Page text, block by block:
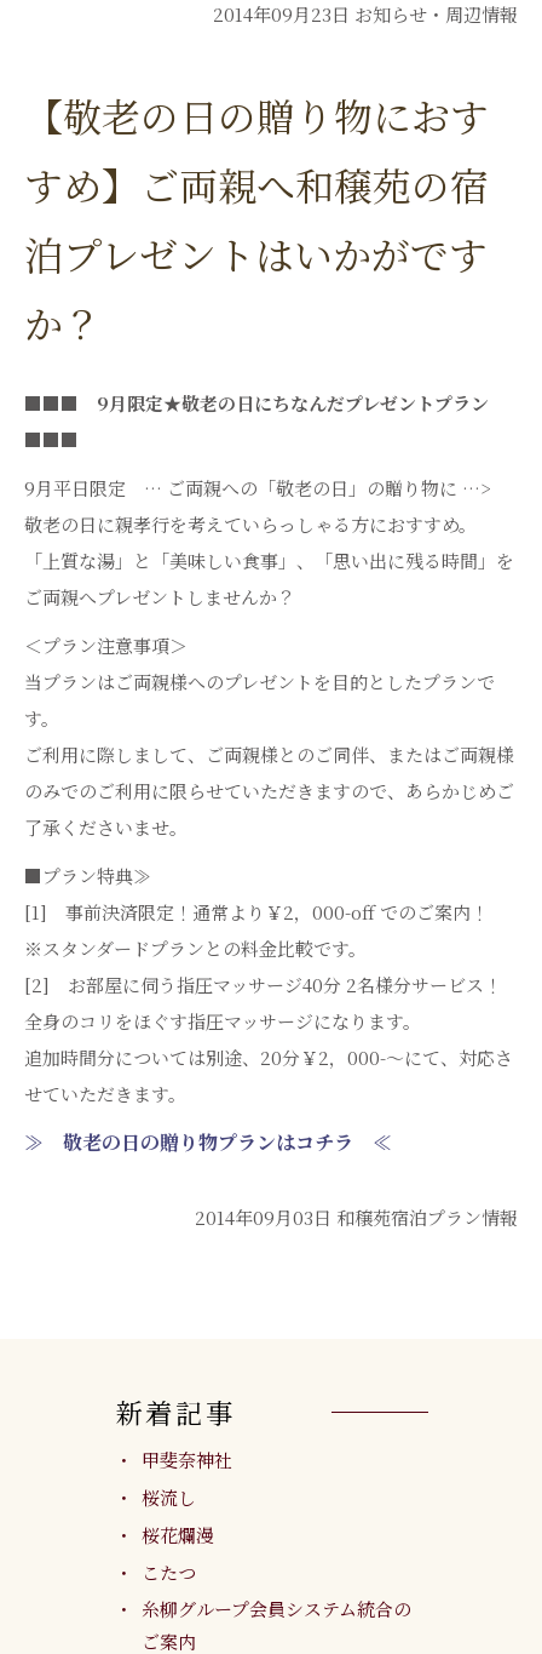
2014年09月23日 お知らせ・周辺情報
【敬老の日の贈り物におす
すめ】ご両親へ和穣苑の宿
泊プレゼントはいかがです
か？
■■■ 9月限定★敬老の日にちなんだプレゼントプラン
■■■
9月平日限定 … ご両親への「敬老の日」の贈り物に …>
敬老の日に親孝行を考えていらっしゃる方におすすめ。
「上質な湯」と「美味しい食事」、「思い出に残る時間」を
ご両親へプレゼントしませんか？
＜プラン注意事項＞
当プランはご両親様へのプレゼントを目的としたプランで
す。
ご利用に際しまして、ご両親様とのご同伴、またはご両親様
のみでのご利用に限らせていただきますので、あらかじめご
了承くださいませ。
■プラン特典≫
[1] 事前決済限定！通常より￥2，000-off でのご案内！
※スタンダードプランとの料金比較です。
[2] お部屋に伺う指圧マッサージ40分 2名様分サービス！
全身のコリをほぐす指圧マッサージになります。
追加時間分については別途、20分￥2，000-～にて、対応さ
せていただきます。
≫ 敬老の日の贈り物プランはコチラ ≪
2014年09月03日 和穣苑宿泊プラン情報
新着記事
甲斐奈神社
桜流し
桜花爛漫
こたつ
糸柳グループ会員システム統合の
ご案内